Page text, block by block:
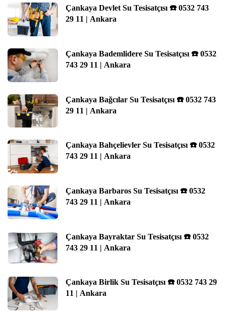
Çankaya Devlet Su Tesisatçısı ☎️ 0532 743
29 11 | Ankara
Çankaya Bademlidere Su Tesisatçısı ☎️ 0532
743 29 11 | Ankara
Çankaya Bağcılar Su Tesisatçısı ☎️ 0532 743
29 11 | Ankara
Çankaya Bahçelievler Su Tesisatçısı ☎️ 0532
743 29 11 | Ankara
Çankaya Barbaros Su Tesisatçısı ☎️ 0532
743 29 11 | Ankara
Çankaya Bayraktar Su Tesisatçısı ☎️ 0532
743 29 11 | Ankara
Çankaya Birlik Su Tesisatçısı ☎️ 0532 743 29
11 | Ankara